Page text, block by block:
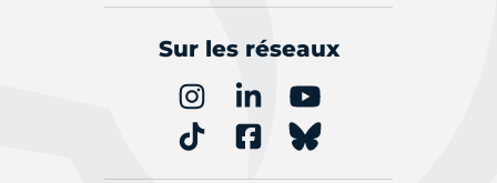
Sur les réseaux